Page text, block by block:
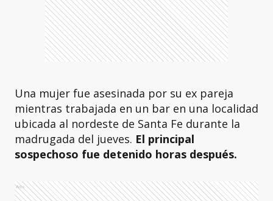
Una mujer fue asesinada por su ex pareja
mientras trabajada en un bar en una localidad
ubicada al nordeste de Santa Fe durante la
madrugada del jueves. El principal
sospechoso fue detenido horas después.
Ads